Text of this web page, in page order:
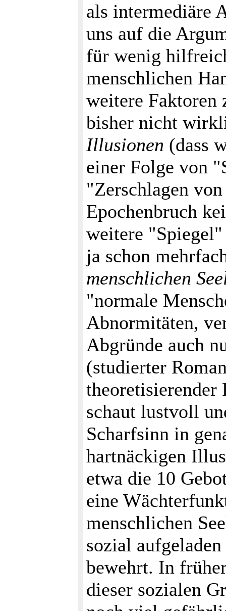
als intermediäre
uns auf die
für wenig
menschlichen
weitere Faktoren
bisher nicht
Illusionen (dass
einer Folge von
"Zerschlagen
Epochenbruch
weitere
ja schon
menschlichen
"normale
Abnormitäten,
Abgründe auch
(studierter
theoretisierender
schaut lustvoll
Scharfsinn in
hartnäckigen
etwa die 10
eine
menschlichen
sozial
bewehrt. In
dieser sozialen